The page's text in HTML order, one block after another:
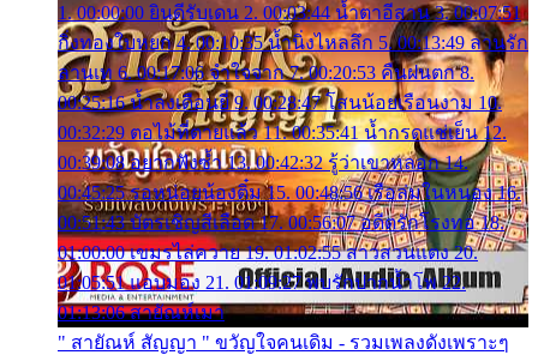
1. 00:00:00 ยินดีรับเดน 2. 00:03:44 น้ำตาอีสาน 3. 00:07:51
กิ่งทองใบหยก 4. 00:10:35 น้ำนิ่งไหลลึก 5. 00:13:49 ลานรัก
ลานเท 6. 00:17:06 จำใจจาก 7. 00:20:53 คืนฝนตก 8.
00:25:16 น้ำลงเดือนยี่ 9. 00:28:47 โสนน้อยเรือนงาม 10.
00:32:29 ตอไม้ที่ตายแล้ว 11. 00:35:41 น้ำกรดแช่เย็น 12.
00:39:08 อยากฟังซ้ำ 13. 00:42:32 รู้ว่าเขาหลอก 14.
00:45:25 รอหน่อยน้องติ๋ม 15. 00:48:56 เรือล่มในหนอง 16.
00:51:43 บัตรเชิญสีเลือด 17. 00:56:07 อดีตรักโรงทอ 18.
01:00:00 เขมรไล่ควาย 19. 01:02:55 สาวสวนแตง 20.
01:05:51 แอบมอง 21. 01:09:27 พบรักปากน้ำโพ 22.
01:13:06 สายัณห์เมา
" สายัณห์ สัญญา " ขวัญใจคนเดิม - รวมเพลงดังเพราะๆ